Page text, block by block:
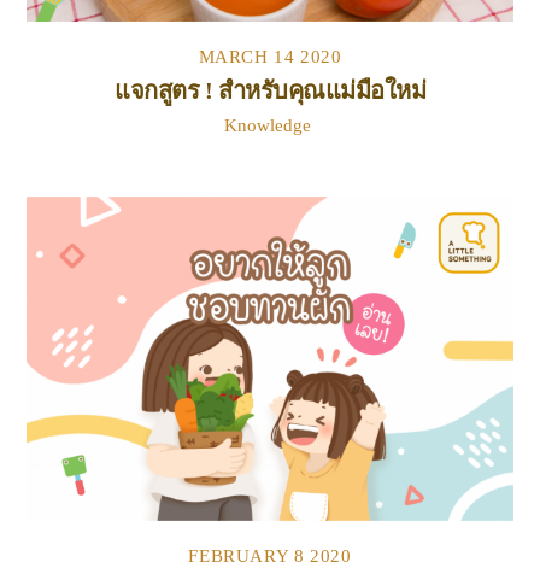
MARCH 14 2020
แจกสูตร ! สำหรับคุณแม่มือใหม่
Knowledge
FEBRUARY 8 2020